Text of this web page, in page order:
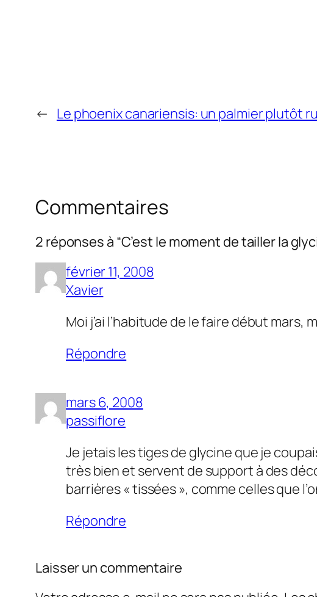
← Le phoenix canariensis: un palmier plutôt
Commentaires
2 réponses à “C’est le moment de tailler la
février 11, 2008
Xavier
Moi j’ai l’habitude de le faire début mars,
Répondre
mars 6, 2008
passiflore
Je jetais les tiges de glycine que je
très bien et servent de support à des
barrières « tissées », comme celles que
Répondre
Laisser un commentaire